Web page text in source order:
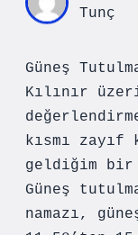
Tunç
Güneş
Kılınır
kısmı zayıf
geldiğim bir
Güneş
namazı,